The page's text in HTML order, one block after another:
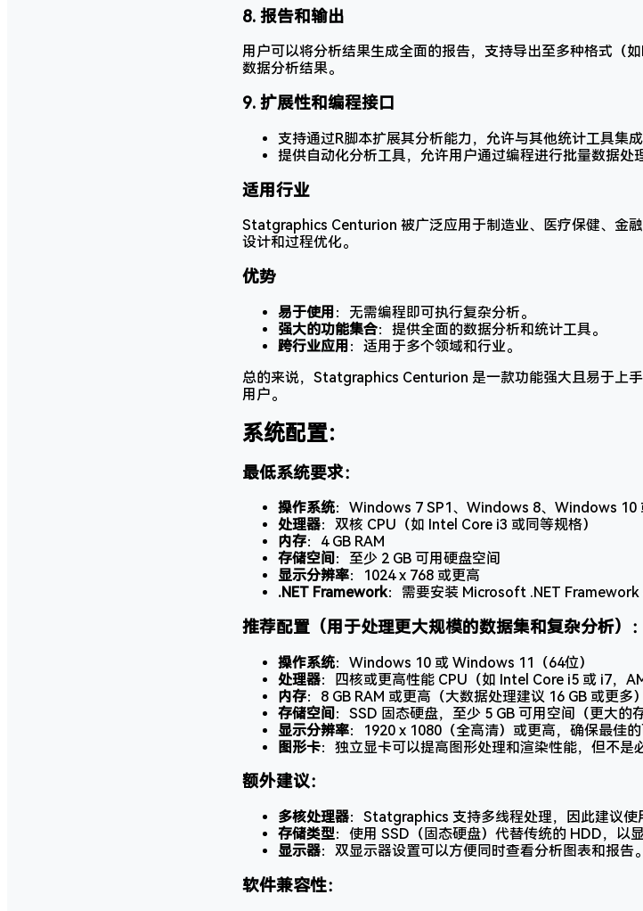
8. 报告和输出
用户可以将分析结果生成全面的报告，支持导出至多种格式（
数据分析结果。
9. 扩展性和编程接口
支持通过R脚本扩展其分析能力，允许与其他统计工具集成
提供自动化分析工具，允许用户通过编程进行批量数据处
适用行业
Statgraphics Centurion 被广泛应用于制造业、医疗保健、金
设计和过程优化。
优势
易于使用 ：无需编程即可执行复杂分析。
强大的功能集合：提供全面的数据分析和统计工具。
跨行业应用 ：适用于多个领域和行业。
总的来说，Statgraphics Centurion 是一款功能强大且易于上
用户。
系统配置：
最低系统要求：
操作系统：Windows 7 SP1、Windows 8、Windows 10
处理器：双核 CPU（如 Intel Core i3 或同等规格）
内存：4 GB RAM
存储空间：至少 2 GB 可用硬盘空间
显示分辨率：1024 x 768 或更高
.NET Framework：需要安装 Microsoft .NET Framework
推荐配置（用于处理更大规模的数据集和复杂分析）：
操作系统：Windows 10 或 Windows 11（64位）
处理器：四核或更高性能 CPU（如 Intel Core i5 或 i7，
内存：8 GB RAM 或更高（大数据处理建议 16 GB 或更多）
存储空间 ：SSD 固态硬盘，至少 5 GB 可用空间（更大的
显示分辨率：1920 x 1080（全高清）或更高，确保最佳
图形卡：独立显卡可以提高图形处理和渲染性能，但不是
额外建议：
多核处理器：Statgraphics 支持多线程处理，因此建议使
存储类型：使用 SSD（固态硬盘）代替传统的 HDD，以
显示器：双显示器设置可以方便同时查看分析图表和报告。
软件兼容性：